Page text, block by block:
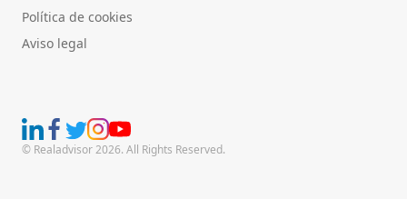
Política de cookies
Aviso legal
© Realadvisor 2026. All Rights Reserved.